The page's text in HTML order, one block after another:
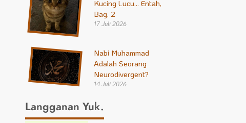
Kucing Lucu… Entah,
Bag. 2
17 Juli 2026
Nabi Muhammad
Adalah Seorang
Neurodivergent?
14 Juli 2026
Langganan Yuk.